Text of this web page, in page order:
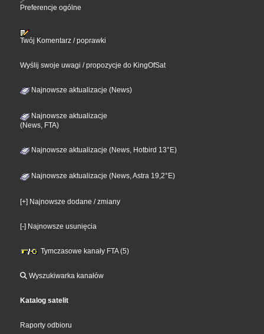
Preferencje ogólne
Twój Komentarz / poprawki
Wyślij swoje uwagi / propozycje do KingOfSat
Najnowsze aktualizacje (News)
Najnowsze aktualizacje
(News, FTA)
Najnowsze aktualizacje (News, Hotbird 13°E)
Najnowsze aktualizacje (News, Astra 19,2°E)
[+] Najnowsze dodane / zmiany
[-] Najnowsze usunięcia
Tymczasowe kanały FTA (5)
Wyszukiwarka kanałów
Katalog satelit
Raporty odbioru